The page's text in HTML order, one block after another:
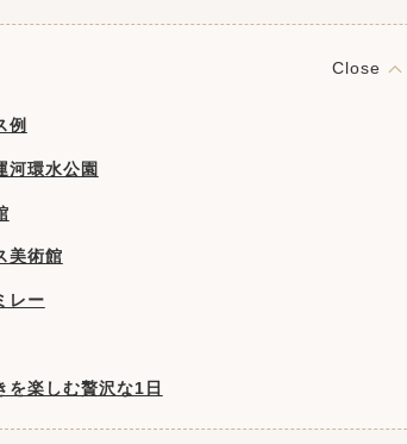
例
河環水公園
美術館
レー
を楽しむ贅沢な1日